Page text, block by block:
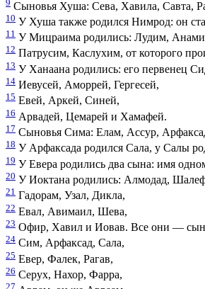
9 Сыновья Хуша: Сева, Хавила, Савта,
10 У Хуша также родился Нимрод: он
11 У Мицраима родились: Лудим,
12 Патрусим, Каслухим, от которого
13 У Ханаана родились: его первенец
14 Иевусей, Аморрей, Гергесей,
15 Евей, Аркей, Синей,
16 Арвадей, Цемарей и Хамафей.
17 Сыновья Сима: Елам, Ассур,
18 У Арфаксада родился Сала, у Салы
19 У Евера родились два сына: имя
20 У Иоктана родились: Алмодад,
21 Гадорам, Узал, Дикла,
22 Евал, Авимаил, Шева,
23 Офир, Хавил и Иовав. Все они —
24 Сим, Арфаксад, Сала,
25 Евер, Фалек, Рагав,
26 Серух, Нахор, Фарра,
27